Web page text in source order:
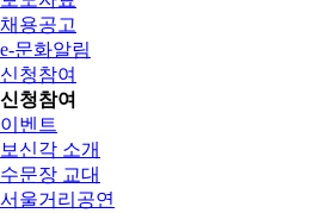
채용공고
e-문화알림
신청참여
신청참여
이벤트
보신각 소개
수문장 교대
서울거리공연